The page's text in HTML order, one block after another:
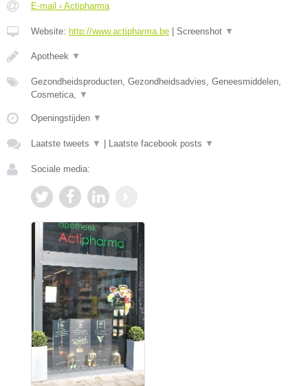
E-mail › Actipharma
Website: http://www.actipharma.be Screenshot ▼
Apotheek ▼
Gezondheidsproducten, Gezondheidsadvies, Geneesmiddelen,
Cosmetica, ▼
Openingstijden ▼
Laatste tweets ▼ Laatste facebook posts ▼
Sociale media: